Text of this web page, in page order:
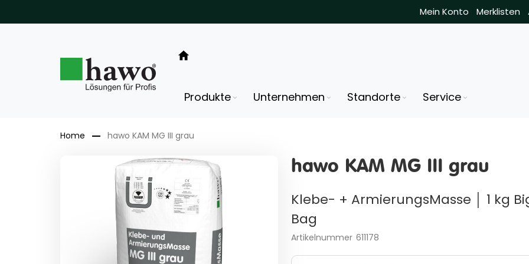
Inhalt
Mein Konto Merklisten
Produkte Unternehmen Standorte Service
Home hawo KAM MG III grau
hawo KAM MG III grau
Klebe- + ArmierungsMasse │ 1 kg
Bag
Artikelnummer 611178